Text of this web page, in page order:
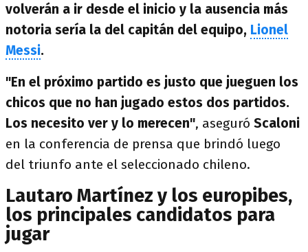
volverán a ir desde el inicio y la ausencia más
notoria sería la del capitán del equipo, Lionel
Messi.
"En el próximo partido es justo que jueguen los
chicos que no han jugado estos dos partidos.
Los necesito ver y lo merecen", aseguró Scaloni
en la conferencia de prensa que brindó luego
del triunfo ante el seleccionado chileno.
Lautaro Martínez y los europibes,
los principales candidatos para
jugar